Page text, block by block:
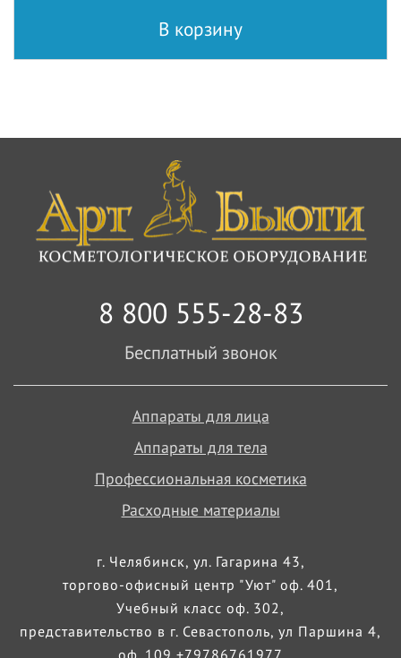
В корзину
8 800 555-28-83
Бесплатный звонок
Аппараты для лица
Аппараты для тела
Профессиональная косметика
Расходные материалы
г. Челябинск, ул. Гагарина 43,
торгово-офисный центр "Уют" оф. 401,
Учебный класс оф. 302,
представительство в г. Севастополь, ул Паршина 4,